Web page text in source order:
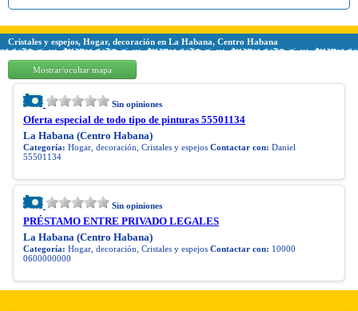
Cristales y espejos, Hogar, decoración en La Habana, Centro Habana
Mostrar/ocultar mapa
Sin opiniones
Oferta especial de todo tipo de pinturas 55501134
La Habana (Centro Habana)
Categoría: Hogar, decoración, Cristales y espejos Contactar con: Daniel
55501134
Sin opiniones
PRÉSTAMO ENTRE PRIVADO LEGALES
La Habana (Centro Habana)
Categoría: Hogar, decoración, Cristales y espejos Contactar con: 10000
0600000000